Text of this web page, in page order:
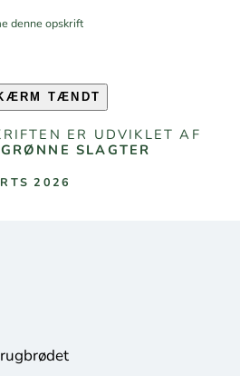
denne opskrift
TÆNDT
ER UDVIKLET AF
SLAGTER
2026